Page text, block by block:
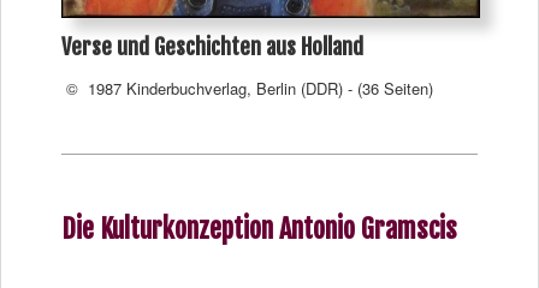
Verse und Geschichten aus Holland
© 1987 Kinderbuchverlag, Berlin (DDR) - (36 Seiten)
Die Kulturkonzeption Antonio Gramscis